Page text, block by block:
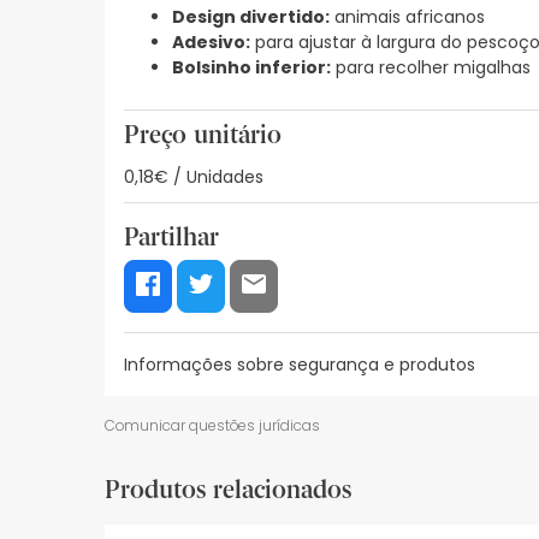
Design divertido: animais africanos
Adesivo: para ajustar à largura do pescoço
Bolsinho inferior: para recolher migalhas
Preço unitário
0,18€ / Unidades
Partilhar
Informações sobre segurança e produtos
Recursos de segurança visual
De momento, não dispomos de imagens de
Comunicar questões jurídicas
Produtos relacionados